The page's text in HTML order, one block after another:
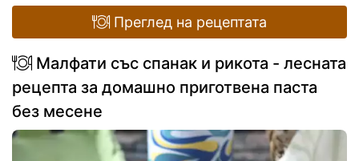
Преглед на рецептата
Малфати със спанак и рикота - лесната
рецепта за домашно приготвена паста
без месене